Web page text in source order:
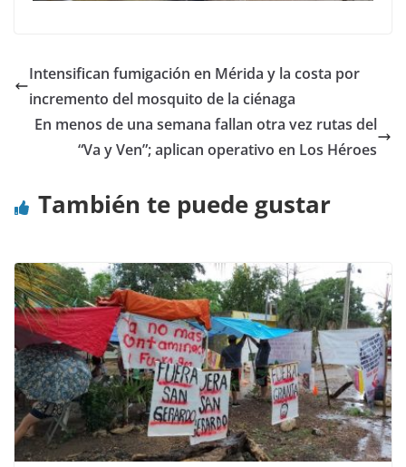
Intensifican fumigación en Mérida y la costa por
incremento del mosquito de la ciénaga
En menos de una semana fallan otra vez rutas del
“Va y Ven”; aplican operativo en Los Héroes
También te puede gustar